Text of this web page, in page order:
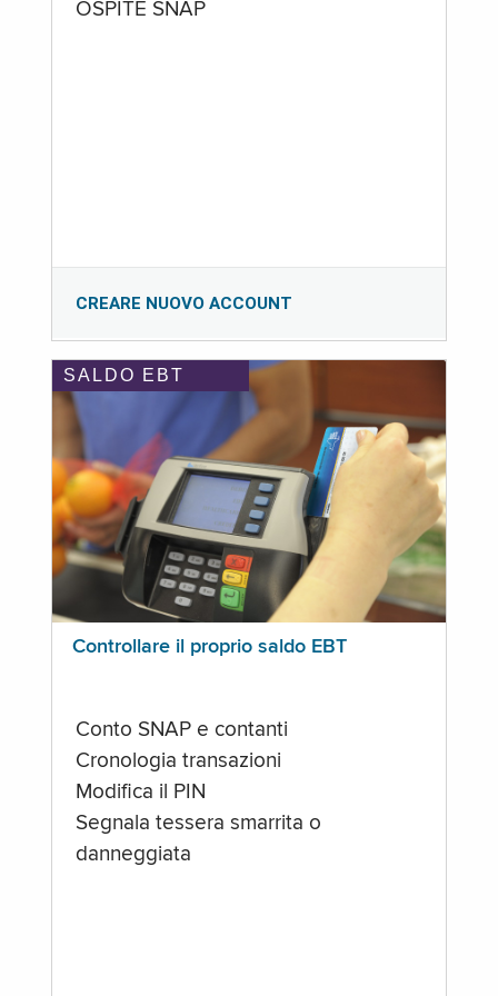
OSPITE SNAP
CREARE NUOVO ACCOUNT
SALDO EBT
Controllare il proprio saldo EBT
Conto SNAP e contanti
Cronologia transazioni
Modifica il PIN
Segnala tessera smarrita o
danneggiata